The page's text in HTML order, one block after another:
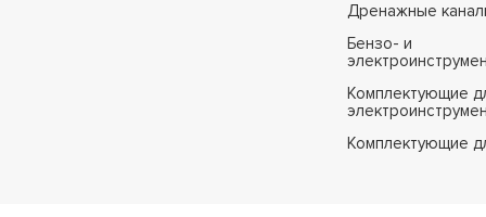
Дренажные
Бензо- и
Комплектующие
Комплектующие